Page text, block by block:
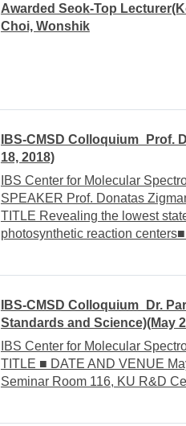
Awarded Seok-Top
Choi, Wonshik
IBS-CMSD Colloquium_Prof.
18, 2018)
IBS Center for Molecular
SPEAKER Prof. Donatas
TITLE Revealing the lowest
photosynthetic reaction
IBS-CMSD Colloquium_Dr.
Standards and Science)(May
IBS Center for Molecular
TITLE ■ DATE AND VENUE
Seminar Room 116, KU R&D